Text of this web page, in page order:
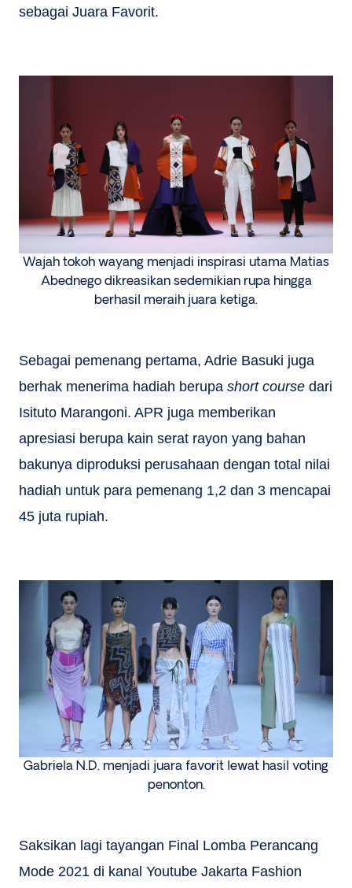
sebagai Juara Favorit.
Wajah tokoh wayang menjadi inspirasi utama Matias
Abednego dikreasikan sedemikian rupa hingga
berhasil meraih juara ketiga.
Sebagai pemenang pertama, Adrie Basuki juga
berhak menerima hadiah berupa short course dari
Isituto Marangoni. APR juga memberikan
apresiasi berupa kain serat rayon yang bahan
bakunya diproduksi perusahaan dengan total nilai
hadiah untuk para pemenang 1,2 dan 3 mencapai
45 juta rupiah.
Gabriela N.D. menjadi juara favorit lewat hasil voting
penonton.
Saksikan lagi tayangan Final Lomba Perancang
Mode 2021 di kanal Youtube Jakarta Fashion